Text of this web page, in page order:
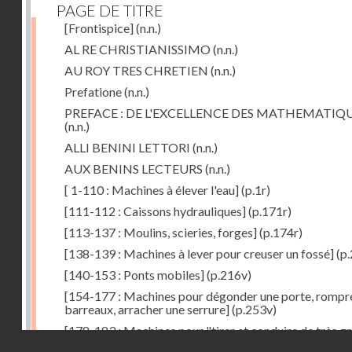
PAGE DE TITRE
[Frontispice](n.n.)
AL RE CHRISTIANISSIMO (n.n.)
AU ROY TRES CHRETIEN (n.n.)
Prefatione(n.n.)
PREFACE : DE L'EXCELLENCE DES
(n.n.)
ALLI BENINI LETTORI (n.n.)
AUX BENINS LECTEURS (n.n.)
[ 1-110 : Machines à élever l'eau](p.1r)
[111-112 : Caissons hydrauliques](p.171r)
[113-137 : Moulins, scieries, forges](p.174r)
[138-139 : Machines à lever pour creuser un fossé]
[140-153 : Ponts mobiles](p.216v)
[154-177 : Machines pour dégonder une porte,
barreaux, arracher une serrure](p.253v)
[178-183 : Machines pour "tirer et conduire de très